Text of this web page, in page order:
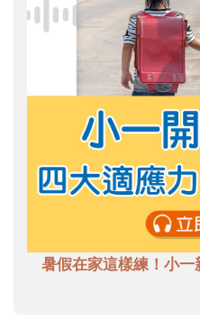
暑假在家這樣練！小一